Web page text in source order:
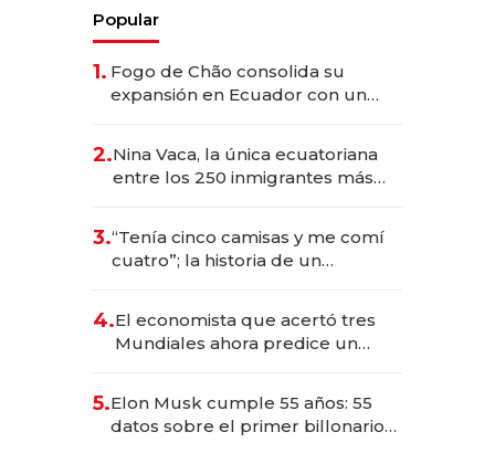
Popular
1. Fogo de Chão consolida su
expansión en Ecuador con un
2.Nina Vaca, la única ecuatoriana
entre los 250 inmigrantes más
3.“Tenía cinco camisas y me comí
cuatro”; la historia de un
4.El economista que acertó tres
Mundiales ahora predice un
5.Elon Musk cumple 55 años: 55
datos sobre el primer billonario